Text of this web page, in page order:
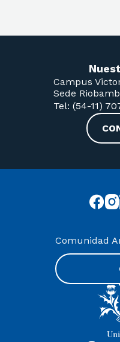
Campus
Sede
Tel: (54-11)
Comunidad